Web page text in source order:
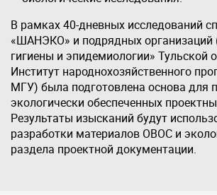
В рамках 40-дневных исследований
«ШАНЭКО» и подрядных
гигиены и эпидемиологии» Тульской
Институт народнохозяйственного
МГУ) была подготовлена основа для
экологически обеспеченных
Результаты изысканий будут
разработки материалов ОВОС и
раздела проектной документации.